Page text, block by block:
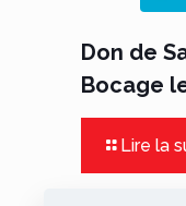
Don de
Bocage
Lire la